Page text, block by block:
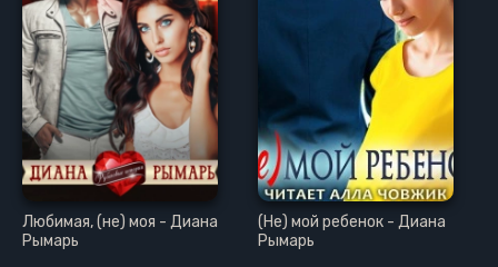
Любимая, (не) моя - Диана
Рымарь
(Не) мой ребенок - Диана
Рымарь